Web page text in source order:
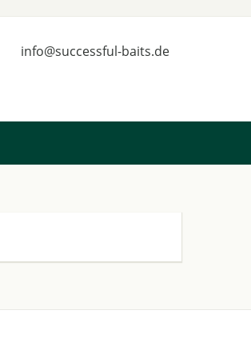
info@successful-baits.de